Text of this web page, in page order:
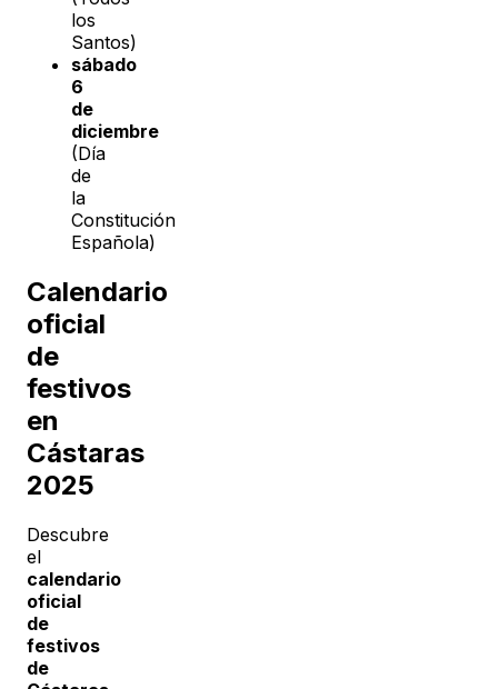
los
Santos)
sábado
6
de
diciembre
(Día
de
la
Constitución
Española)
Calendario
oficial
de
festivos
en
Cástaras
2025
Descubre
el
calendario
oficial
de
festivos
de